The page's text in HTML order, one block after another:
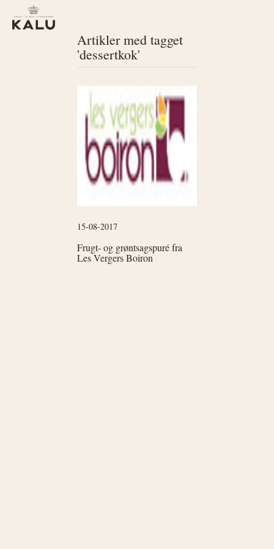
Artikler med tagget
'dessertkok'
15-08-2017
Frugt- og grøntsagspuré fra
Les Vergers Boiron